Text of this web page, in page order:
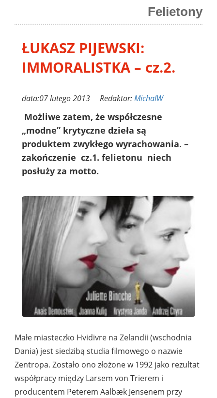
Felietony
ŁUKASZ PIJEWSKI:
IMMORALISTKA – cz.2.
data:07 lutego 2013 Redaktor:MichalW
Możliwe zatem, że współczesne
„modne” krytyczne dzieła są
produktem zwykłego wyrachowania. –
zakończenie cz.1. felietonu niech
posłuży za motto.
Małe miasteczko Hvidivre na Zelandii (wschodnia
Dania) jest siedzibą studia filmowego o nazwie
Zentropa. Zostało ono złożone w 1992 jako rezultat
współpracy między Larsem von Trierem i
producentem Peterem Aalbæk Jensenem przy